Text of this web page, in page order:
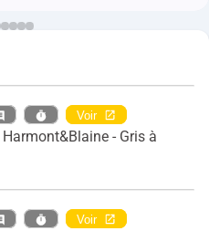
Voir
- Gris à
Voir